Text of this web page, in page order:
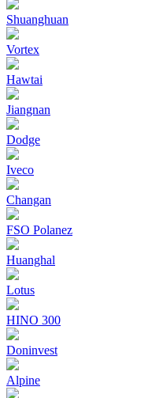
Shuanghuan
Vortex
Hawtai
Jiangnan
Dodge
Iveco
Changan
FSO Polanez
Huanghal
Lotus
HINO 300
Doninvest
Alpine